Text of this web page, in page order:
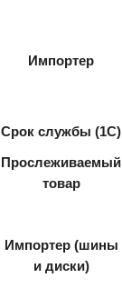
Импортер
Срок службы (1С)
Прослеживаемый
товар
Импортер (шины
и диски)